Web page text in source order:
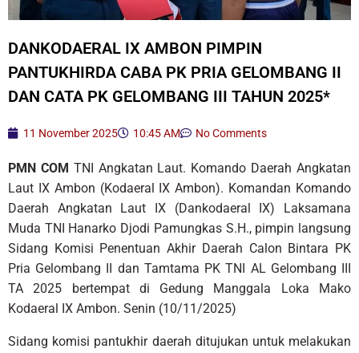
DANKODAERAL IX AMBON PIMPIN
PANTUKHIRDA CABA PK PRIA GELOMBANG II
DAN CATA PK GELOMBANG III TAHUN 2025*
11 November 2025 10:45 AM No Comments
PMN COM TNI Angkatan Laut. Komando Daerah Angkatan
Laut IX Ambon (Kodaeral IX Ambon). Komandan Komando
Daerah Angkatan Laut IX (Dankodaeral IX) Laksamana
Muda TNI Hanarko Djodi Pamungkas S.H., pimpin langsung
Sidang Komisi Penentuan Akhir Daerah Calon Bintara PK
Pria Gelombang II dan Tamtama PK TNI AL Gelombang III
TA 2025 bertempat di Gedung Manggala Loka Mako
Kodaeral IX Ambon. Senin (10/11/2025)
Sidang komisi pantukhir daerah ditujukan untuk melakukan